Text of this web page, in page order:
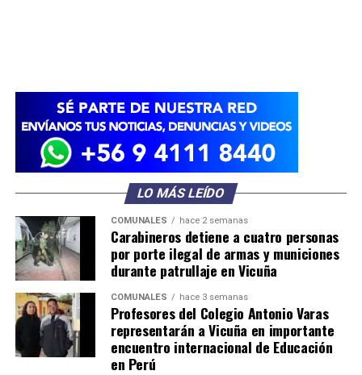
LO MÁS LEÍDO
COMUNALES hace 2 semanas
Carabineros detiene a cuatro personas
por porte ilegal de armas y municiones
durante patrullaje en Vicuña
COMUNALES hace 3 semanas
Profesores del Colegio Antonio Varas
representarán a Vicuña en importante
encuentro internacional de Educación
en Perú